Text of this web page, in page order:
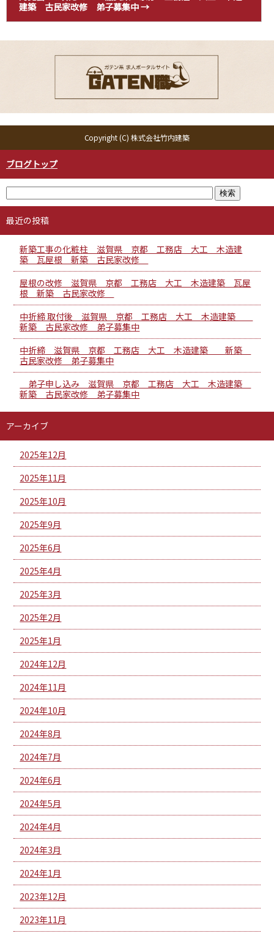
建築 古民家改修 弟子募集中→
Copyright (C) 株式会社竹内建築
ブログトップ
最近の投稿
新築工事の化粧柱 滋賀県 京都 工務店 大工 木造建
築 瓦屋根 新築 古民家改修
屋根の改修 滋賀県 京都 工務店 大工 木造建築 瓦屋
根 新築 古民家改修
中折締 取付後 滋賀県 京都 工務店 大工 木造建築
新築 古民家改修 弟子募集中
中折締 滋賀県 京都 工務店 大工 木造建築 新築
古民家改修 弟子募集中
弟子申し込み 滋賀県 京都 工務店 大工 木造建築
新築 古民家改修 弟子募集中
アーカイブ
2025年12月
2025年11月
2025年10月
2025年9月
2025年6月
2025年4月
2025年3月
2025年2月
2025年1月
2024年12月
2024年11月
2024年10月
2024年8月
2024年7月
2024年6月
2024年5月
2024年4月
2024年3月
2024年1月
2023年12月
2023年11月